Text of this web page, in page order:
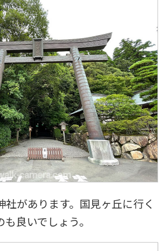
があります。国見ヶ丘に行く
良いでしょう。